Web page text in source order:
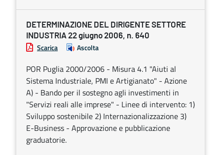
DETERMINAZIONE DEL DIRIGENTE SETTORE
INDUSTRIA 22 giugno 2006, n. 640
Scarica Ascolta
POR Puglia 2000/2006 - Misura 4.1 "Aiuti al
Sistema Industriale, PMI e Artigianato" - Azione
A) - Bando per il sostegno agli investimenti in
"Servizi reali alle imprese" - Linee di intervento: 1)
Sviluppo sostenibile 2) Internazionalizzazione 3)
E-Business - Approvazione e pubblicazione
graduatorie.